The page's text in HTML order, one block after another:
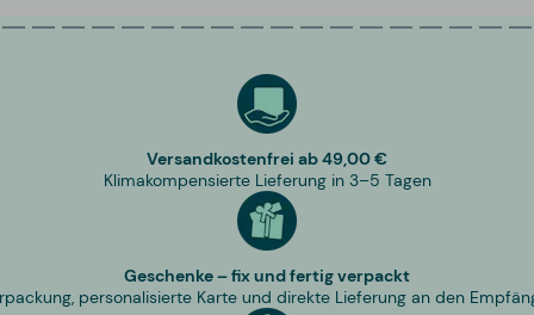
Versandkostenfrei ab 49,00 €
Klimakompensierte Lieferung in 3–5 Tagen
Geschenke – fix und fertig verpackt
personalisierte Karte und direkte Lieferung an den